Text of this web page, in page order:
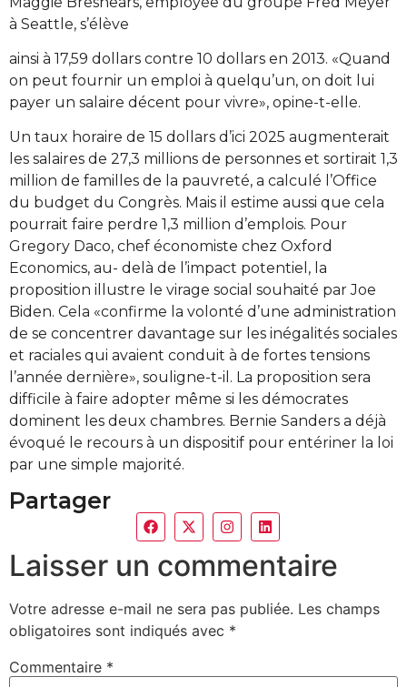
à Seattle, s’élève
ainsi à 17,59 dollars contre 10 dollars en 2013. «Quand
on peut fournir un emploi à quelqu’un, on doit lui
payer un salaire décent pour vivre», opine-t-elle.
Un taux horaire de 15 dollars d’ici 2025 augmenterait
les salaires de 27,3 millions de personnes et sortirait 1,3
million de familles de la pauvreté, a calculé l’Office
du budget du Congrès. Mais il estime aussi que cela
pourrait faire perdre 1,3 million d’emplois. Pour
Gregory Daco, chef économiste chez Oxford
Economics, au- delà de l’impact potentiel, la
proposition illustre le virage social souhaité par Joe
Biden. Cela «confirme la volonté d’une administration
de se concentrer davantage sur les inégalités sociales
et raciales qui avaient conduit à de fortes tensions
l’année dernière», souligne-t-il. La proposition sera
difficile à faire adopter même si les démocrates
dominent les deux chambres. Bernie Sanders a déjà
évoqué le recours à un dispositif pour entériner la loi
par une simple majorité.
Partager
Laisser un commentaire
Votre adresse e-mail ne sera pas publiée. Les champs
obligatoires sont indiqués avec *
Commentaire *